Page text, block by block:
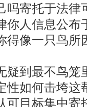
吗寄托于法律
你人信息公布
得像一只鸟所
疑到最不鸟笼
性如何击垮这
可目标集中寄